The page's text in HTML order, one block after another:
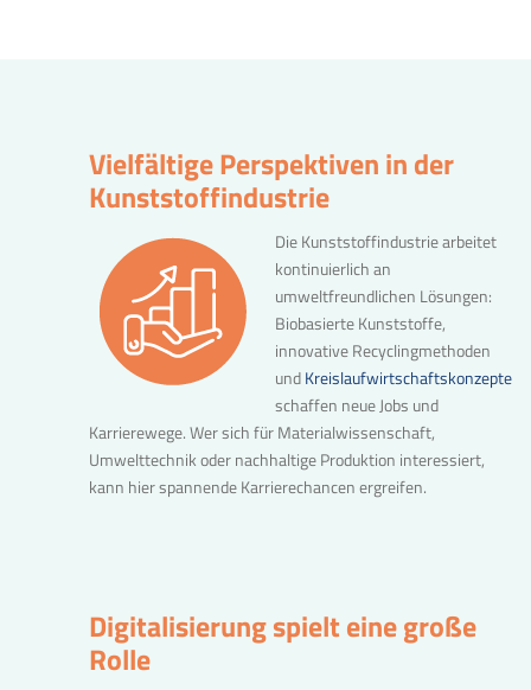
Vielfältige Perspektiven in der
Kunststoffindustrie
Die Kunststoffindustrie arbeitet
kontinuierlich an
umweltfreundlichen Lösungen:
Biobasierte Kunststoffe,
innovative Recyclingmethoden
undKreislaufwirtschaftskonzepte
schaffen neue Jobs und
Karrierewege. Wer sich für Materialwissenschaft,
Umwelttechnik oder nachhaltige Produktion interessiert,
kann hier spannende Karrierechancen ergreifen.
Digitalisierung spielt eine große
Rolle